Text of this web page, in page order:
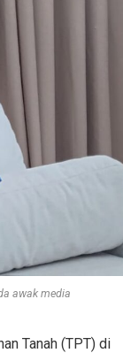
awak media
Tanah (TPT) di